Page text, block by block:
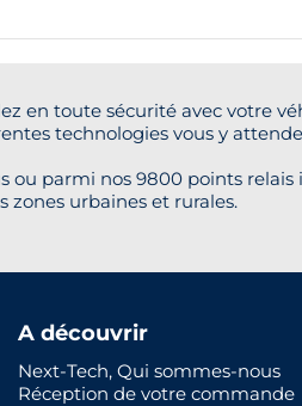
en toute sécurité avec votre
technologies vous y
parmi nos 9800 points
zones urbaines et rurales.
A découvrir
Next-Tech, Qui sommes-nous
Réception de votre commande